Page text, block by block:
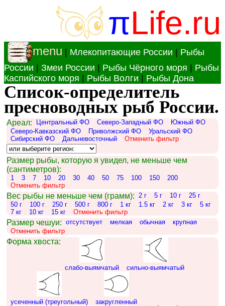
πLife.ru
menu Млекопитающие России
Рыбы
России
Змеи России Рыбы Чёрного моря
Рыбы
Каспийского моря
Рыбы Волги Рыбы Дона
Список-определитель
пресноводных рыб России.
Ареал: Центральный ФО Северо-Западный ФО
Южный ФО
Северо-Кавказский ФО
Приволжский ФО
Уральский ФО
Сибирский ФО
Дальневосточный Отменить фильтр
Размер рыбы, которую я увидел, не меньше чем
(сантиметров):
1 3 7 10 20 30 40 50 75 100 150
200
Отменить фильтр
Вес рыбы не меньше чем (грамм): 2 г 5 г 10 г
25 г
50 г
100 г 250 г 500 г 800 г 1 кг 1.5 кг 2 кг 3 кг
5 кг
7 кг
10 кг 15 кг Отменить фильтр
Размер чешуи: отсутствует мелкая обычная
крупная
Отменить фильтр
Форма хвоста:
слабо-выямчатый сильно-выямчатый
усеченный (треугольный) закругленный